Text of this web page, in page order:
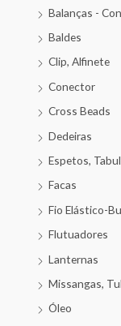
Balanças -
Baldes
Clip, Alfinete
Conector
Cross Beads
Dedeiras
Espetos,
Facas
Fio Elástico-
Flutuadores
Lanternas
Missangas,
Óleo